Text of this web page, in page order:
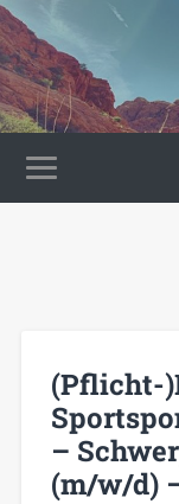
(Pflicht-
–
(m/w/d)